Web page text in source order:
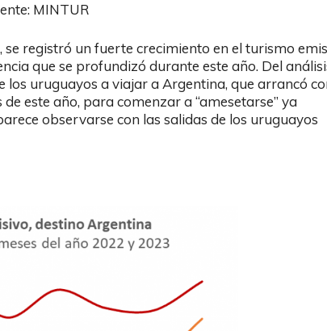
MINTUR
registró un fuerte crecimiento en el turismo
que se profundizó durante este año. Del
los uruguayos a viajar a Argentina, que arrancó
este año, para comenzar a “amesetarse” ya
observarse con las salidas de los uruguayos